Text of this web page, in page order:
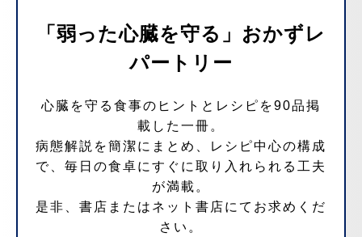
「弱った心臓を守る」おかずレ
パートリー
心臓を守る食事のヒントとレシピを90品掲
載した一冊。
病態解説を簡潔にまとめ、レシピ中心の構成
で、毎日の食卓にすぐに取り入れられる工夫
が満載。
是非、書店またはネット書店にてお求めくだ
さい。